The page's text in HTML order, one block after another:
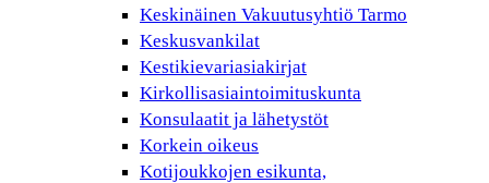
Keskinäinen Vakuutusyhtiö Tarmo
Keskusvankilat
Kestikievariasiakirjat
Kirkollisasiaintoimituskunta
Konsulaatit ja lähetystöt
Korkein oikeus
Kotijoukkojen esikunta,